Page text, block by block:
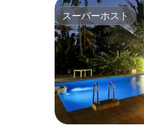
スーパーホスト
スーパーホスト